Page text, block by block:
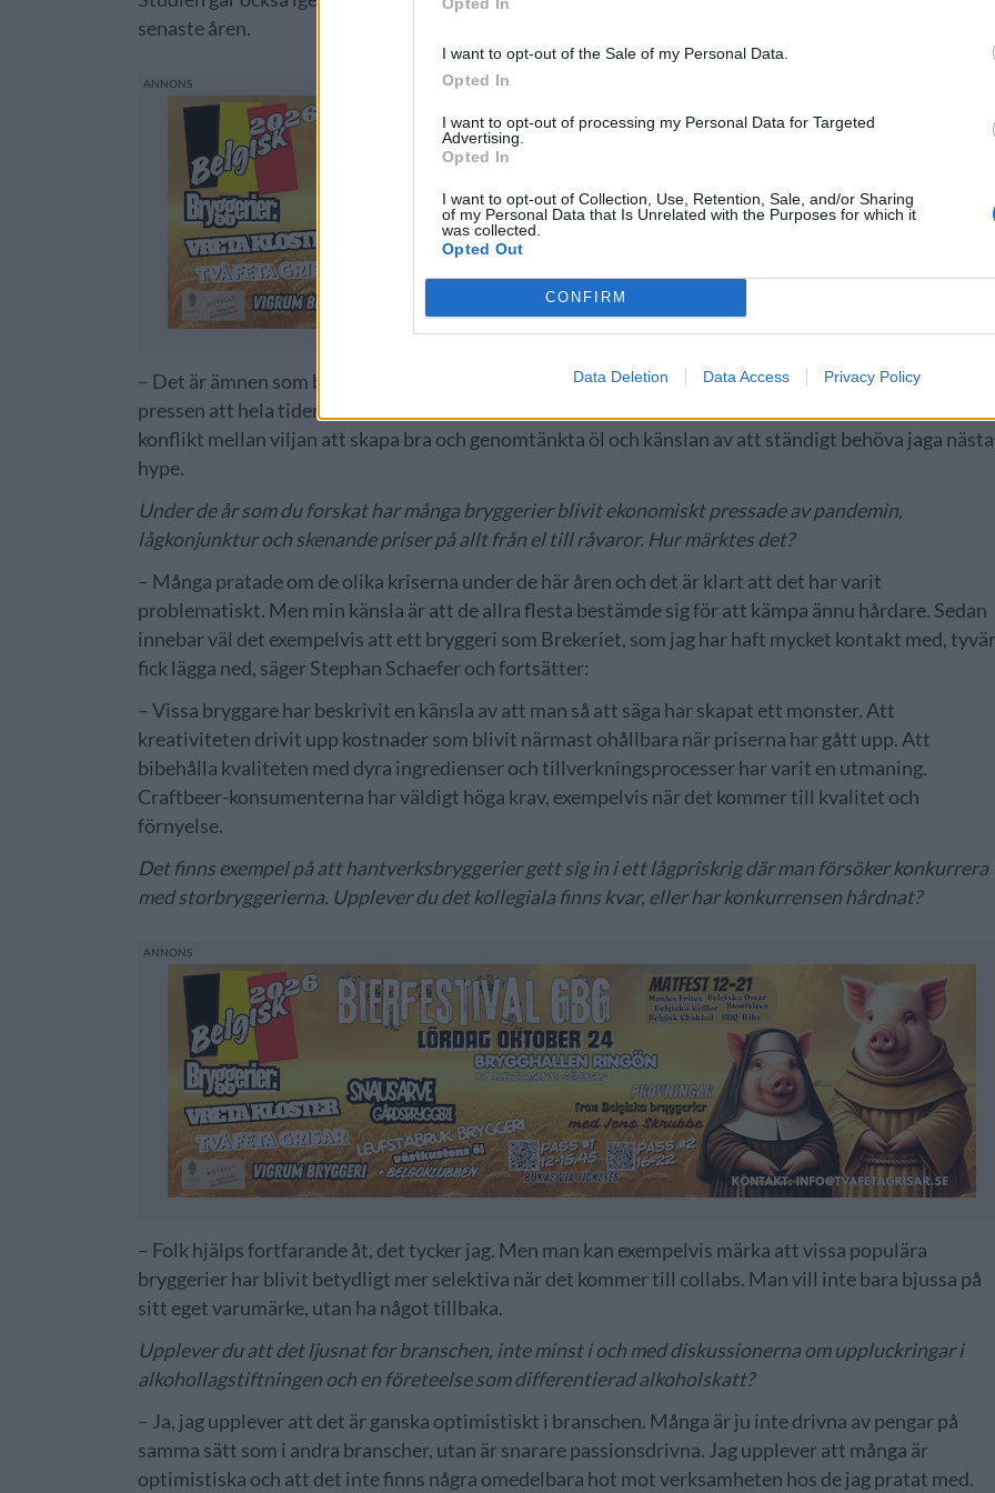
I want to opt-out of the Sale of my Personal Data.
Opted In
I want to opt-out of processing my Personal Data for Targeted
Advertising.
Opted In
I want to opt-out of Collection, Use, Retention, Sale, and/or Sharing
of my Personal Data that Is Unrelated with the Purposes for which it
was collected.
Opted Out
CONFIRM
Data Deletion Data Access Privacy Policy
senaste åren.
– Det är ämnen som bland annat innovationshets, jakten på nästa release, Untappd-kulturen och
pressen att hela tiden vara relevant i ett snabbt och trenddrivet ölklimat. Flera bryggare beskrev en
konflikt mellan viljan att skapa bra och genomtänkta öl och känslan av att ständigt behöva jaga nästa
hype.
Under de år som du forskat har många bryggerier blivit ekonomiskt pressade av pandemin,
lågkonjunktur och skenande priser på allt från el till råvaror. Hur märktes det?
– Många pratade om de olika kriserna under de här åren och det är klart att det har varit
problematiskt. Men min känsla är att de allra flesta bestämde sig för att kämpa ännu hårdare. Sedan
innebar väl det exempelvis att ett bryggeri som Brekeriet, som jag har haft mycket kontakt med,
fick lägga ned, säger Stephan Schaefer och fortsätter:
– Vissa bryggare har beskrivit en känsla av att man så att säga har skapat ett monster. Att
kreativiteten drivit upp kostnader som blivit närmast ohållbara när priserna har gått upp. Att
bibehålla kvaliteten med dyra ingredienser och tillverkningsprocesser har varit en utmaning.
Craftbeer-konsumenterna har väldigt höga krav, exempelvis när det kommer till kvalitet och
förnyelse.
Det finns exempel på att hantverksbryggerier gett sig in i ett lågpriskrig där man försöker konkurrera
med storbryggerierna. Upplever du det kollegiala finns kvar, eller har konkurrensen hårdnat?
– Folk hjälps fortfarande åt, det tycker jag. Men man kan exempelvis märka att vissa populära
bryggerier har blivit betydligt mer selektiva när det kommer till collabs. Man vill inte bara bjussa på
sitt eget varumärke, utan ha något tillbaka.
Upplever du att det ljusnat for branschen, inte minst i och med diskussionerna om uppluckringar i
alkohollagstiftningen och en företeelse som differentierad alkoholskatt?
– Ja, jag upplever att det är ganska optimistiskt i branschen. Många är ju inte drivna av pengar på
samma sätt som i andra branscher, utan är snarare passionsdrivna. Jag upplever att många är
optimistiska och att det inte finns några omedelbara hot mot verksamheten hos de jag pratat med.